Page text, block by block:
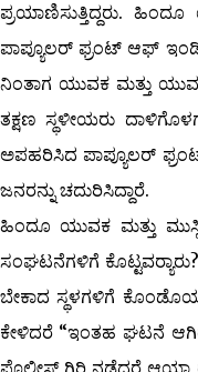
ಪ್ರಯಾಣಿಸುತ್ತಿದ್ದರು.
ಪಾಪ್ಯೂಲರ್ ಫ್ರಂಟ್ ಆಫ್
ನಿಂತಾಗ ಯುವಕ ಮತ್ತು
ತಕ್ಷಣ ಸ್ಥಳೀಯರು
ಅಪಹರಿಸಿದ ಪಾಪ್ಯೂಲರ್ ಫ್ರಂಟ್
ಜನರನ್ನು ಚದುರಿಸಿದ್ದಾರೆ.
ಹಿಂದೂ ಯುವಕ ಮತ್ತು
ಸಂಘಟನೆಗಳಿಗೆ
ಬೇಕಾದ ಸ್ಥಳಗಳಿಗೆ
ಕೇಳಿದರೆ “ಇಂತಹ ಘಟನೆ
ಪೊಲೀಸ್ ಗಿರಿ ನಡೆದರೆ ಆಯಾ